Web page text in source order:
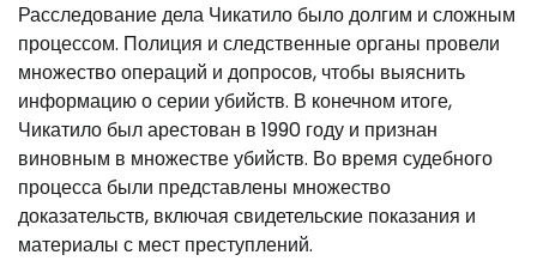
Расследование дела Чикатило было долгим и сложным
процессом. Полиция и следственные органы провели
множество операций и допросов, чтобы выяснить
информацию о серии убийств. В конечном итоге,
Чикатило был арестован в 1990 году и признан
виновным в множестве убийств. Во время судебного
процесса были представлены множество
доказательств, включая свидетельские показания и
материалы с мест преступлений.